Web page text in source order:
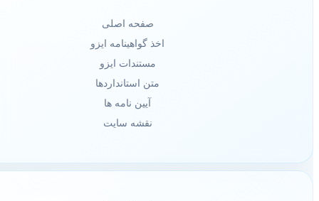
صفحه اصلی
اخذ گواهینامه ایزو
مستندات ایزو
متن استانداردها
آیین نامه ها
نقشه سایت